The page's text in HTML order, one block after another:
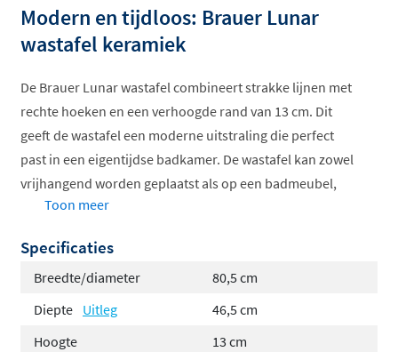
Modern en tijdloos: Brauer Lunar
wastafel keramiek
De Brauer Lunar wastafel combineert strakke lijnen met
rechte hoeken en een verhoogde rand van 13 cm. Dit
geeft de wastafel een moderne uitstraling die perfect
past in een eigentijdse badkamer. De wastafel kan zowel
vrijhangend worden geplaatst als op een badmeubel,
waardoor je volop flexibiliteit hebt in de inrichting.
De Lunar is gemaakt van hoogwaardig keramiek, een
hard kleigebakken materiaal dat slijtvast en duurzaam
intrekken, waardoor de wastafel hygiënisch en
eenvoudig te reinigen blijft.
Toon meer
Specificaties
Breedte/diameter
80,5 cm
Diepte Uitleg
46,5 cm
Hoogte
13 cm